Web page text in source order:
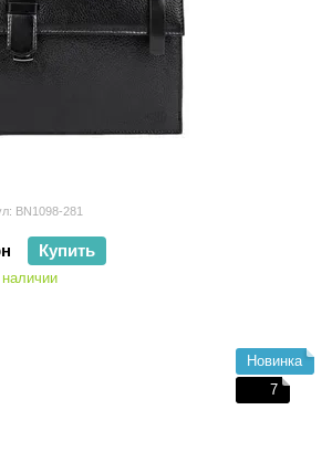
BN1098-281
Купить
Новинка
7